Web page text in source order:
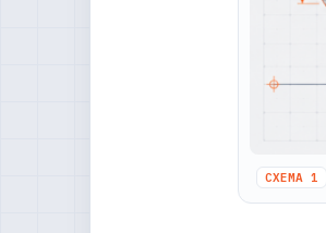
СХЕМА 1